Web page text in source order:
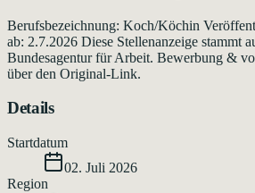
Berufsbezeichnung: Koch/Köchin
ab: 2.7.2026 Diese Stellenanzeige stammt
Bundesagentur für Arbeit. Bewerbung &
über den Original-Link.
Details
Startdatum
02. Juli 2026
Region